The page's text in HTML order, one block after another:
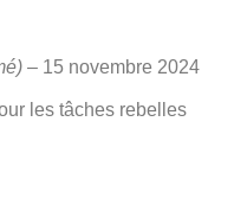
– 15 novembre 2024
les tâches rebelles